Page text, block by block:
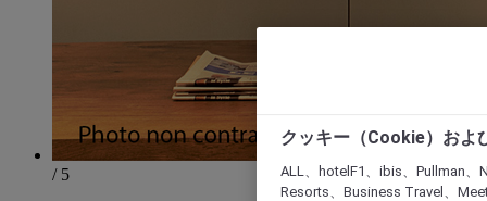
/ 5
クッキー（Cookie）およ
ALL、hotelF1、ibis、Pullman
Resorts、Business Travel、